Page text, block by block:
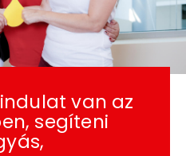
van az
segíteni